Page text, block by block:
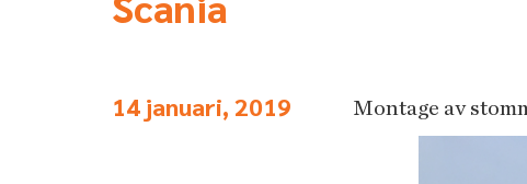
14 januari, 2019 Montage av